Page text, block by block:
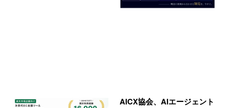
AICX協会、AIエージェント